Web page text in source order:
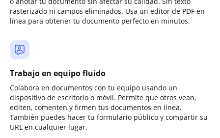
rasterizado ni campos eliminados. Usa un editor de PDF en
línea para obtener tu documento perfecto en minutos.
Trabajo en equipo fluido
Colabora en documentos con tu equipo usando un
dispositivo de escritorio o móvil. Permite que otros vean,
editen, comenten y firmen tus documentos en línea.
También puedes hacer tu formulario público y compartir su
URL en cualquier lugar.